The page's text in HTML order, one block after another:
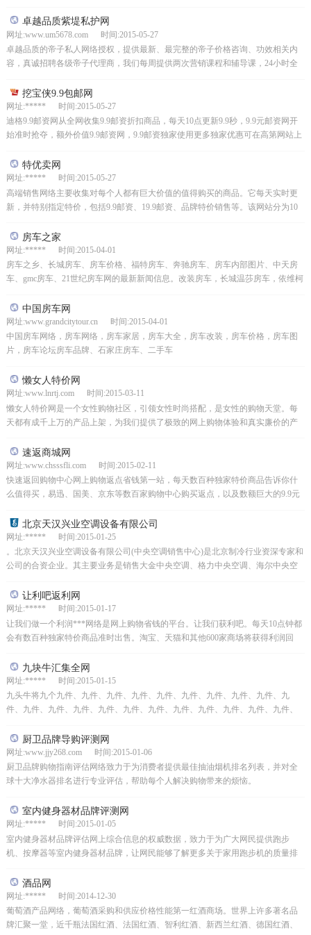
卓越品质紫堤私护网
网址:www.um5678.com 时间:2015-05-27
卓越品质的帝子私人网络授权，提供最新、最完整的帝子价格咨询、功效相关内
容，真诚招聘各级帝子代理商，我们每周提供两次营销课程和辅导课，24小时全
挖宝侠9.9包邮网
网址:***** 时间:2015-05-27
迪格9.9邮资网从全网收集9.9邮资折扣商品，每天10点更新9.9秒，9.9元邮资网开
始准时抢夺，额外价值9.9邮资网，9.9邮资独家使用更多独家优惠可在高第网站上
特优卖网
网址:***** 时间:2015-05-27
高端销售网络主要收集对每个人都有巨大价值的值得购买的商品。它每天实时更
新，并特别指定特价，包括9.9邮资、19.9邮资、品牌特价销售等。该网站分为10
房车之家
网址:***** 时间:2015-04-01
房车之乡、长城房车、房车价格、福特房车、奔驰房车、房车内部图片、中天房
车、gmc房车、21世纪房车网的最新新闻信息。改装房车，长城温莎房车，依维柯
中国房车网
网址:www.grandcitytour.cn 时间:2015-04-01
中国房车网络，房车网络，房车家居，房车大全，房车改装，房车价格，房车图
片，房车论坛房车品牌、石家庄房车、二手车
懒女人特价网
网址:www.lnrtj.com 时间:2015-03-11
懒女人特价网是一个女性购物社区，引领女性时尚搭配，是女性的购物天堂。每
天都有成千上万的产品上架，为我们提供了极致的网上购物体验和真实廉价的产
速返商城网
网址:www.chsssfli.com 时间:2015-02-11
快速返回购物中心网上购物返点省钱第一站，每天数百种独家特价商品告诉你什
么值得买，易迅、国美、京东等数百家购物中心购买返点，以及数额巨大的9.9元
北京天汉兴业空调设备有限公司
网址:***** 时间:2015-01-25
。北京天汉兴业空调设备有限公司(中央空调销售中心)是北京制冷行业资深专家和
公司的合资企业。其主要业务是销售大金中央空调、格力中央空调、海尔中央空
让利吧返利网
网址:***** 时间:2015-01-17
让我们做一个利润***网络是网上购物省钱的平台。让我们获利吧。每天10点钟都
会有数百种独家特价商品准时出售。淘宝、天猫和其他600家商场将获得利润回
九块牛汇集全网
网址:***** 时间:2015-01-15
九头牛将九个九件、九件、九件、九件、九件、九件、九件、九件、九件、九
件、九件、九件、九件、九件、九件、九件、九件、九件、九件、九件、九件、
厨卫品牌导购评测网
网址:www.jjy268.com 时间:2015-01-06
厨卫品牌购物指南评估网络致力于为消费者提供最佳抽油烟机排名列表，并对全
球十大净水器排名进行专业评估，帮助每个人解决购物带来的烦恼。
室内健身器材品牌评测网
网址:***** 时间:2015-01-05
室内健身器材品牌评估网上综合信息的权威数据，致力于为广大网民提供跑步
机、按摩器等室内健身器材品牌，让网民能够了解更多关于家用跑步机的质量排
酒品网
网址:***** 时间:2014-12-30
葡萄酒产品网络，葡萄酒采购和供应价格性能第一红酒商场。世界上许多著名品
牌汇聚一堂，近千瓶法国红酒、法国红酒、智利红酒、新西兰红酒、德国红酒、